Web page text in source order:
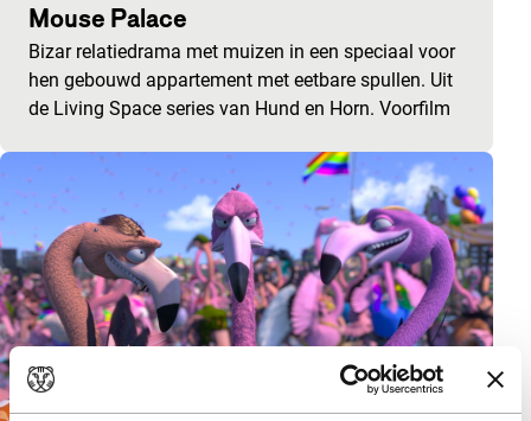
Mouse Palace
Bizar relatiedrama met muizen in een speciaal voor
hen gebouwd appartement met eetbare spullen. Uit
de Living Space series van Hund en Horn. Voorfilm